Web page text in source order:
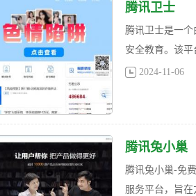
腾讯卫士
腾讯卫士是一
安全教育。该
2024-11-06
腾讯兔小巢
腾讯兔小巢-免
服务平台，旨